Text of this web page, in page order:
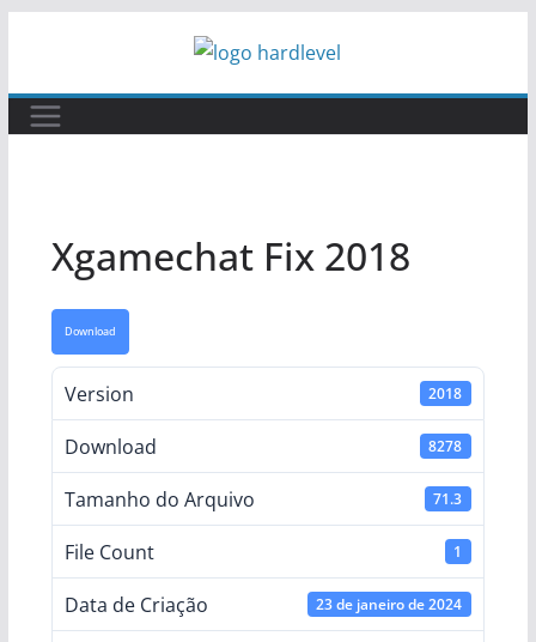
o
conteúdo
Xgamechat Fix 2018
Download
Version 2018
Download 8278
Tamanho do Arquivo 71.3
File Count 1
Data de Criação 23 de janeiro de 2024